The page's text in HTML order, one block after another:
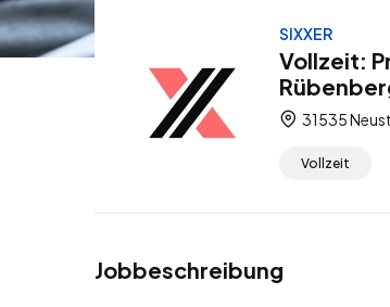
SIXXER
Vollzeit:
31535
Vollzeit
Jobbeschreibung